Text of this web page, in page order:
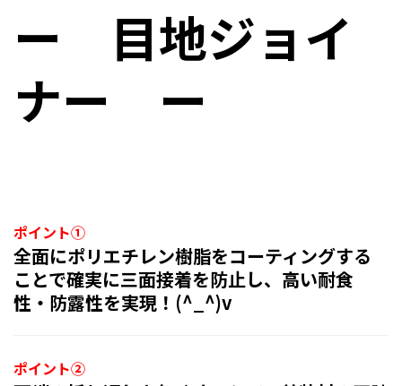
ー 目地ジョイ
ナー ー
ポイント①
全面にポリエチレン樹脂をコーティングする
ことで確実に三面接着を防止し、高い耐食
性・防露性を実現！(^_^)v
ポイント②